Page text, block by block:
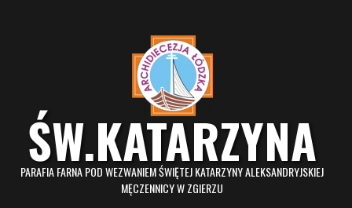
ŚW.KATARZYNA
PARAFIA FARNA POD WEZWANIEM ŚWIĘTEJ KATARZYNY ALEKSANDRYJSKIEJ
MĘCZENNICY W ZGIERZU